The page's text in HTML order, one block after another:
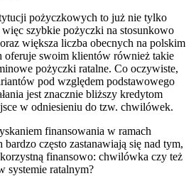
pożyczkowych to już nie tylko
szybkie pożyczki na stosunkowo
większa liczba obecnych na polskim
swoim klientów również takie
pożyczki ratalne. Co oczywiste,
pod względem podstawowego
jest znacznie bliższy kredytom
w odniesieniu do tzw. chwilówek.
finansowania w ramach
często zastanawiają się nad tym,
finansowo: chwilówka czy też
systemie ratalnym?